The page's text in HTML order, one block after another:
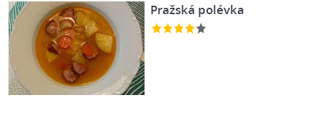
Pražská polévka